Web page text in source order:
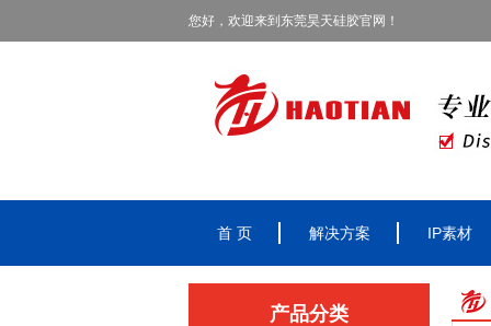
您好，欢迎来到东莞昊天硅胶官网！
首 页 解决方案 IP素材
产品分类